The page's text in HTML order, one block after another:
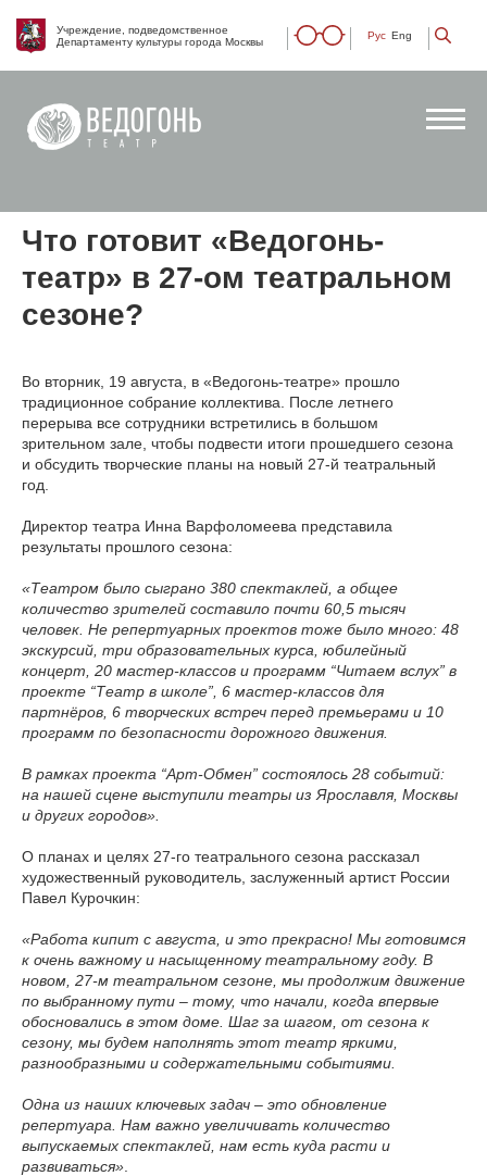
Учреждение, подведомственное
Департаменту культуры города Москвы
Рус Eng
Что готовит «Ведогонь-
театр» в 27-ом театральном
сезоне?
Во вторник, 19 августа, в «Ведогонь-театре» прошло
традиционное собрание коллектива. После летнего
перерыва все сотрудники встретились в большом
зрительном зале, чтобы подвести итоги прошедшего сезона
и обсудить творческие планы на новый 27-й театральный
год.
Директор театра Инна Варфоломеева представила
результаты прошлого сезона:
«Театром было сыграно 380 спектаклей, а общее
количество зрителей составило почти 60,5 тысяч
человек. Не репертуарных проектов тоже было много: 48
экскурсий, три образовательных курса, юбилейный
концерт, 20 мастер-классов и программ “Читаем вслух” в
проекте “Театр в школе”, 6 мастер-классов для
партнёров, 6 творческих встреч перед премьерами и 10
программ по безопасности дорожного движения.
В рамках проекта “Арт-Обмен” состоялось 28 событий:
на нашей сцене выступили театры из Ярославля, Москвы
и других городов».
О планах и целях 27-го театрального сезона рассказал
художественный руководитель, заслуженный артист России
Павел Курочкин:
«Работа кипит с августа, и это прекрасно! Мы готовимся
к очень важному и насыщенному театральному году. В
новом, 27-м театральном сезоне, мы продолжим движение
по выбранному пути – тому, что начали, когда впервые
обосновались в этом доме. Шаг за шагом, от сезона к
сезону, мы будем наполнять этот театр яркими,
разнообразными и содержательными событиями.
Одна из наших ключевых задач – это обновление
репертуара. Нам важно увеличивать количество
выпускаемых спектаклей, нам есть куда расти и
развиваться»